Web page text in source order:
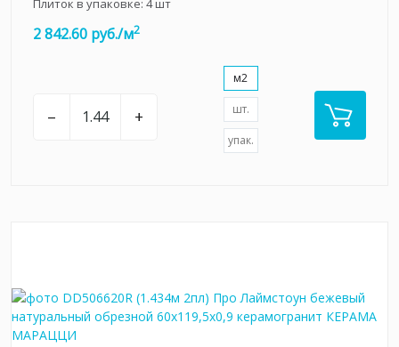
Плиток в упаковке: 4шт
2 842.60 руб./м2
– +
м2
шт.
упак.